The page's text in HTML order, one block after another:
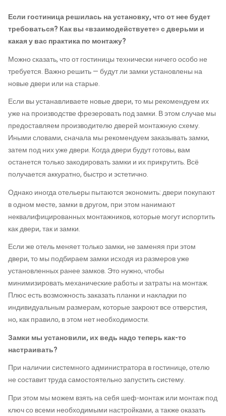
Если гостиница решилась на установку, что от нее будет
требоваться? Как вы «взаимодействуете» с дверьми и
какая у вас практика по монтажу?
Можно сказать, что от гостиницы технически ничего особо не
требуется. Важно решить — будут ли замки установлены на
новые двери или на старые.
Если вы устанавливаете новые двери, то мы рекомендуем их
уже на производстве фрезеровать под замки. В этом случае мы
предоставляем производителю дверей монтажную схему.
Иными словами, сначала мы рекомендуем заказывать замки,
затем под них уже двери. Когда двери будут готовы, вам
останется только закодировать замки и их прикрутить. Всё
получается аккуратно, быстро и эстетично.
Однако иногда отельеры пытаются экономить: двери покупают
в одном месте, замки в другом, при этом нанимают
неквалифицированных монтажников, которые могут испортить
как двери, так и замки.
Если же отель меняет только замки, не заменяя при этом
двери, то мы подбираем замки исходя из размеров уже
установленных ранее замков. Это нужно, чтобы
минимизировать механические работы и затраты на монтаж.
Плюс есть возможность заказать планки и накладки по
индивидуальным размерам, которые закроют все отверстия,
но, как правило, в этом нет необходимости.
Замки мы установили, их ведь надо теперь как-то
настраивать?
При наличии системного администратора в гостинице, отелю
не составит труда самостоятельно запустить систему.
При этом мы можем взять на себя шеф-монтаж или монтаж под
ключ со всеми необходимыми настройками, а также оказать